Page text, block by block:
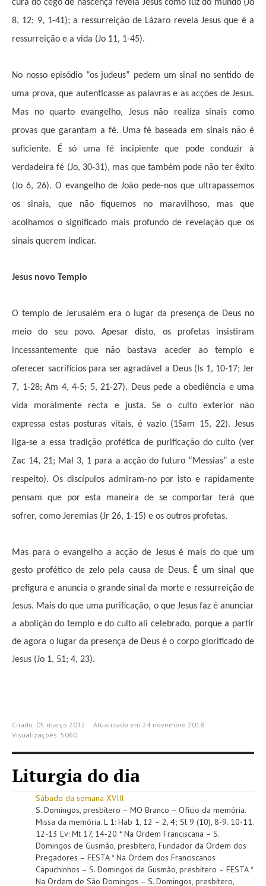
cura do cego de nascença revela Jesus como luz do mundo (Jo
8, 12; 9, 1-41); a ressurreição de Lázaro revela Jesus que é a
ressurreição e a vida (Jo 11, 1-45).
No nosso episódio “os judeus” pedem um sinal no sentido de
uma prova, que autenticasse as palavras e as acções de Jesus.
Mas no quarto evangelho, Jesus não realiza sinais como
provas que garantam a fé. Uma fé baseada em sinais não é
suficiente. É só uma fé incipiente que pode conduzir à
verdadeira fé (Jo, 30-31), mas que também pode não ter êxito
(Jo 6, 26). O evangelho de João pede-nos que ultrapassemos
os sinais, que não fiquemos no maravilhoso, mas que
acolhamos o significado mais profundo de revelação que os
sinais querem indicar.
Jesus novo Templo
O templo de Jerusalém era o lugar da presença de Deus no
meio do seu povo. Apesar disto, os profetas insistiram
incessantemente que não bastava aceder ao templo e
oferecer sacrifícios para ser agradável a Deus (Is 1, 10-17; Jer
7, 1-28; Am 4, 4-5; 5, 21-27). Deus pede a obediência e uma
vida moralmente recta e justa. Se o culto exterior não
expressa estas posturas vitais, é vazio (1Sam 15, 22). Jesus
liga-se a essa tradição profética de purificação do culto (ver
Zac 14, 21; Mal 3, 1 para a acção do futuro “Messias” a este
respeito). Os discípulos admiram-no por isto e rapidamente
pensam que por esta maneira de se comportar terá que
sofrer, como Jeremias (Jr 26, 1-15) e os outros profetas.
Mas para o evangelho a acção de Jesus é mais do que um
gesto profético de zelo pela causa de Deus. É um sinal que
prefigura e anuncia o grande sinal da morte e ressurreição de
Jesus. Mais do que uma purificação, o que Jesus faz é anunciar
a abolição do templo e do culto ali celebrado, porque a partir
de agora o lugar da presença de Deus é o corpo glorificado de
Jesus (Jo 1, 51; 4, 23).
Criado: 05 março 2012
Atualizado em 24 novembro 2018
Visualizações: 5060
Liturgia do dia
Sábado da semana XVIII
S. Domingos, presbítero – MO Branco – Ofício da memória.
Missa da memória. L 1: Hab 1, 12 – 2, 4; Sl 9 (10), 8-9. 10-11.
12-13 Ev: Mt 17, 14-20 * Na Ordem Franciscana – S.
Domingos de Gusmão, presbítero, Fundador da Ordem dos
Pregadores – FESTA * Na Ordem dos Franciscanos
Capuchinhos – S. Domingos de Gusmão, presbítero – FESTA *
Na Ordem de São Domingos – S. Domingos, presbítero,